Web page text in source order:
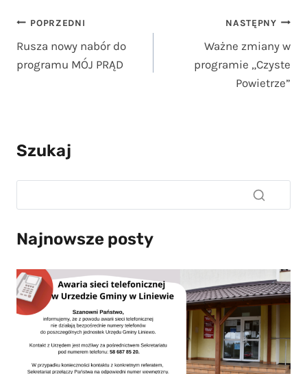
Nawigacja
wpisu
POPRZEDNI
Rusza nowy nabór do
programu MÓJ PRĄD
NASTĘPNY
Ważne zmiany w
programie „Czyste
Powietrze”
Szukaj
Najnowsze posty